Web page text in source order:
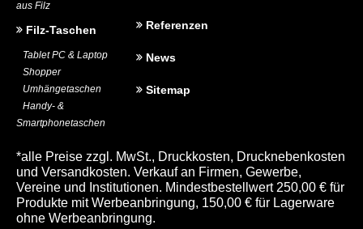
aus Filz
Filz-Taschen
Tablet PC & Laptop
Shopper
Umhängetaschen
Handy- &
Smartphonetaschen
Referenzen
News
Sitemap
*alle Preise zzgl. MwSt., Druckkosten, Drucknebenkosten
und Versandkosten. Verkauf an Firmen, Gewerbe,
Vereine und Institutionen. Mindestbestellwert 250,00 € für
Produkte mit Werbeanbringung, 150,00 € für Lagerware
ohne Werbeanbringung.